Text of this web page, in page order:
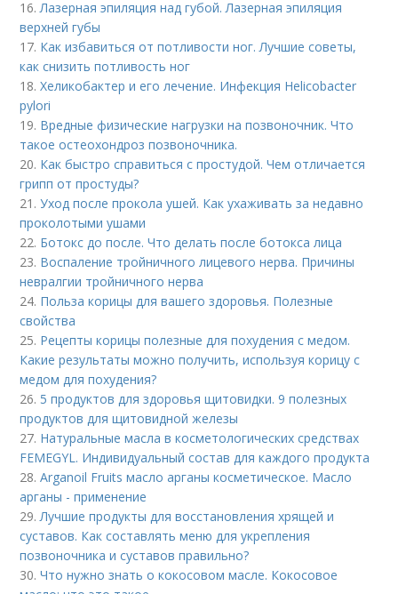
16.Лазерная эпиляция над губой. Лазерная эпиляция
верхней губы
17. Как избавиться от потливости ног. Лучшие советы,
как снизить потливость ног
18.Хеликобактер и его лечение. Инфекция Helicobacter
pylori
19. Вредные физические нагрузки на позвоночник. Что
такое остеохондроз позвоночника.
20. Как быстро справиться с простудой. Чем отличается
грипп от простуды?
21.Уход после прокола ушей. Как ухаживать за недавно
проколотыми ушами
22. Ботокс до после. Что делать после ботокса лица
23. Воспаление тройничного лицевого нерва. Причины
невралгии тройничного нерва
24. Польза корицы для вашего здоровья. Полезные
свойства
25. Рецепты корицы полезные для похудения с медом.
Какие результаты можно получить, используя корицу с
медом для похудения?
26. 5 продуктов для здоровья щитовидки. 9 полезных
продуктов для щитовидной железы
27. Натуральные масла в косметологических средствах
FEMEGYL. Индивидуальный состав для каждого продукта
28.Arganoil Fruits масло арганы косметическое. Масло
арганы - применение
29.Лучшие продукты для восстановления хрящей и
суставов. Как составлять меню для укрепления
позвоночника и суставов правильно?
30.Что нужно знать о кокосовом масле. Кокосовое